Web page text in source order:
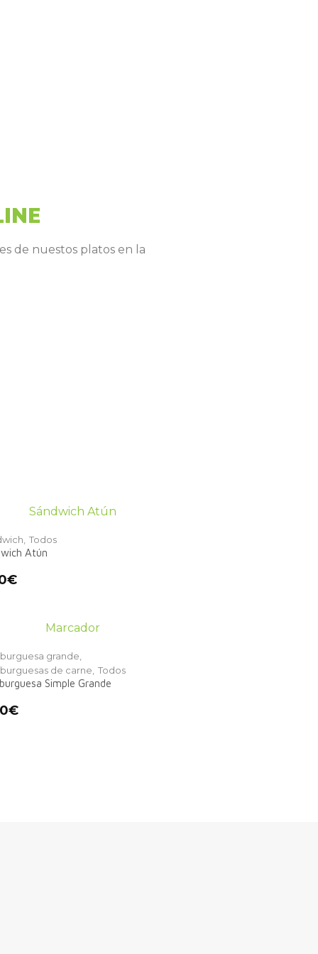
de nuestos platos en la
Todos
Atún
€
grande,
de carne, Todos
Simple Grande
€